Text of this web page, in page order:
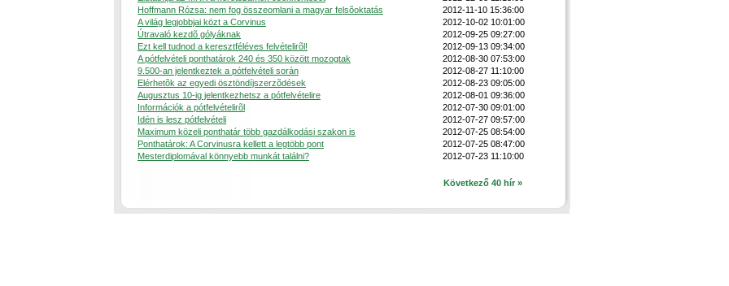
Hoffmann Rózsa: nem fog összeomlani a magyar felsõoktatás
2012-11-10 15:36:00
A világ legjobbjai közt a Corvinus
2012-10-02 10:01:00
Útravaló kezdõ gólyáknak
2012-09-25 09:27:00
Ezt kell tudnod a keresztféléves felvételirõl!
2012-09-13 09:34:00
A pótfelvételi ponthatárok 240 és 350 között mozogtak
2012-08-30 07:53:00
9.500-an jelentkeztek a pótfelvételi során
2012-08-27 11:10:00
Elérhetõk az egyedi ösztöndíjszerzõdések
2012-08-23 09:05:00
Augusztus 10-ig jelentkezhetsz a pótfelvételire
2012-08-01 09:36:00
Információk a pótfelvételirõl
2012-07-30 09:01:00
Idén is lesz pótfelvételi
2012-07-27 09:57:00
Maximum közeli ponthatár több gazdálkodási szakon is
2012-07-25 08:54:00
Ponthatárok: A Corvinusra kellett a legtöbb pont
2012-07-25 08:47:00
Mesterdiplomával könnyebb munkát találni?
2012-07-23 11:10:00
Következő 40 hír »